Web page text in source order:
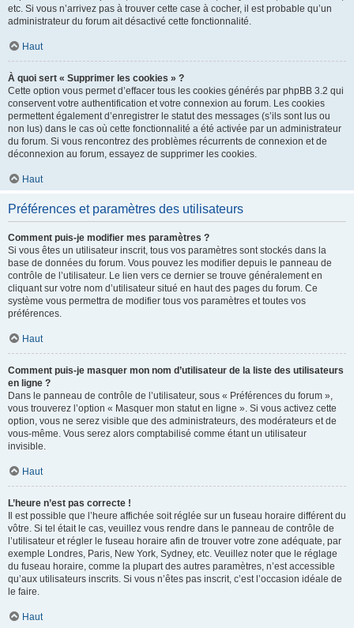
etc. Si vous n’arrivez pas à trouver cette case à cocher, il est probable qu’un
administrateur du forum ait désactivé cette fonctionnalité.
Haut
À quoi sert « Supprimer les cookies » ?
Cette option vous permet d’effacer tous les cookies générés par phpBB 3.2 qui
conservent votre authentification et votre connexion au forum. Les cookies
permettent également d’enregistrer le statut des messages (s’ils sont lus ou
non lus) dans le cas où cette fonctionnalité a été activée par un administrateur
du forum. Si vous rencontrez des problèmes récurrents de connexion et de
déconnexion au forum, essayez de supprimer les cookies.
Haut
Préférences et paramètres des utilisateurs
Comment puis-je modifier mes paramètres ?
Si vous êtes un utilisateur inscrit, tous vos paramètres sont stockés dans la
base de données du forum. Vous pouvez les modifier depuis le panneau de
contrôle de l’utilisateur. Le lien vers ce dernier se trouve généralement en
cliquant sur votre nom d’utilisateur situé en haut des pages du forum. Ce
système vous permettra de modifier tous vos paramètres et toutes vos
préférences.
Haut
Comment puis-je masquer mon nom d’utilisateur de la liste des utilisateurs
en ligne ?
Dans le panneau de contrôle de l’utilisateur, sous « Préférences du forum »,
vous trouverez l’option « Masquer mon statut en ligne ». Si vous activez cette
option, vous ne serez visible que des administrateurs, des modérateurs et de
vous-même. Vous serez alors comptabilisé comme étant un utilisateur
invisible.
Haut
L’heure n’est pas correcte !
Il est possible que l’heure affichée soit réglée sur un fuseau horaire différent du
vôtre. Si tel était le cas, veuillez vous rendre dans le panneau de contrôle de
l’utilisateur et régler le fuseau horaire afin de trouver votre zone adéquate, par
exemple Londres, Paris, New York, Sydney, etc. Veuillez noter que le réglage
du fuseau horaire, comme la plupart des autres paramètres, n’est accessible
qu’aux utilisateurs inscrits. Si vous n’êtes pas inscrit, c’est l’occasion idéale de
le faire.
Haut